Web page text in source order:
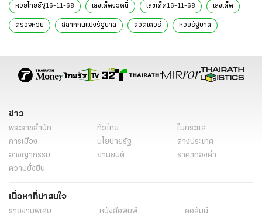
หวยไทยรัฐ16-11-68 เลขเด็ดงวดนี้ เลขเด็ด16-11-68 เลขเด็ด
ตรวจหวย สลากกินแบ่งรัฐบาล ลอตเตอรี่ หวยรัฐบาล
ข่าว
พระราชสำนัก ทั่วไทย
ในกระแส
การเมือง
นโยบายรัฐ
ต่างประเทศ
อาชญากรรม
ยานยนต์
ราคาทองคำ
ความยั่งยืน
เนื้อหาที่น่าสนใจ
รายงานพิเศษ หนังสือพิมพ์
คอลัมน์